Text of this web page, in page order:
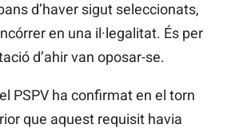
d’haver sigut seleccionats,
en una il·legalitat. És per
d’ahir van oposar-se.
PSPV ha confirmat en el torn
que aquest requisit havia